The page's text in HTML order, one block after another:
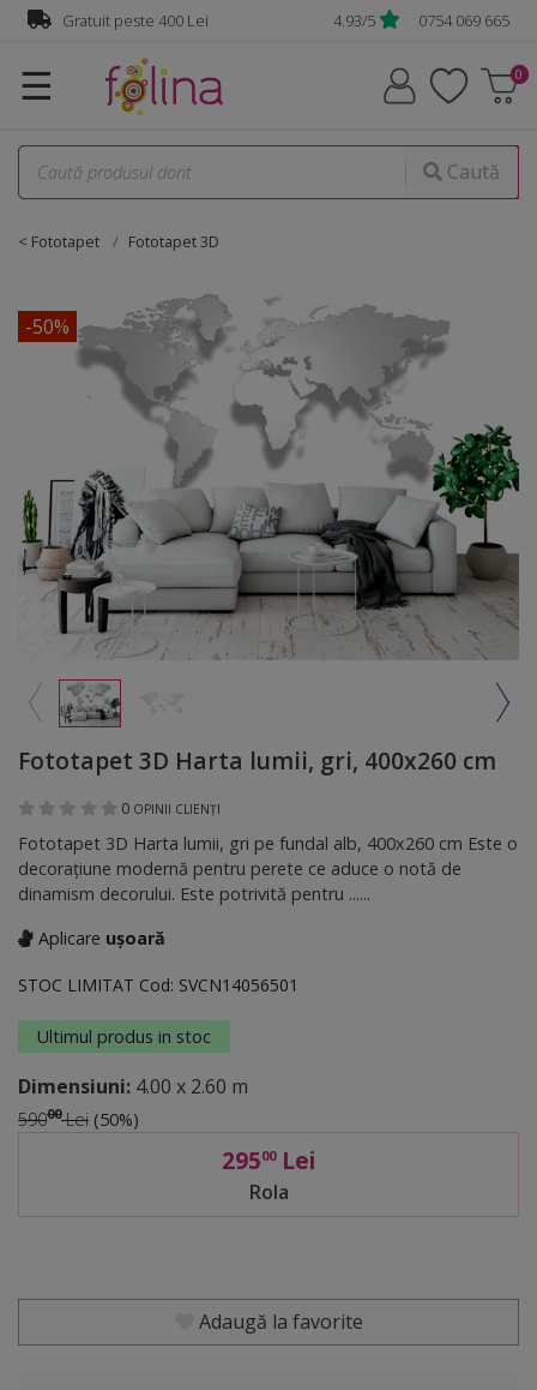
Gratuit peste 400 Lei 4.93/5 0754 069 665
☰
Caută
< Fototapet Fototapet 3D
-50%
Fototapet 3D Harta lumii, gri, 400x260 cm
0 OPINII CLIENȚI
Fototapet 3D Harta lumii, gri pe fundal alb, 400x260 cm Este o
decoraţiune modernă pentru perete ce aduce o notă de
dinamism decorului. Este potrivită pentru ......
Aplicare ușoară
STOC LIMITAT Cod: SVCN14056501
Ultimul produs in stoc
Dimensiuni: 4.00 x 2.60 m
59000Lei (50%)
29500Lei
Rola
Adaugă la favorite